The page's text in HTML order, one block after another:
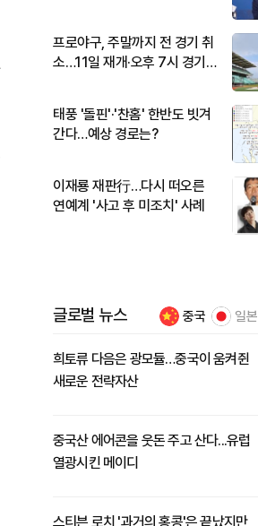
프로야구, 주말까지 전 경기 취
소…11일 재개·오후 7시 경기
태풍 '돌핀'·'찬홈' 한반도 빗겨
간다…예상 경로는?
이재룡 재판行…다시 떠오른
연예계 '사고 후 미조치' 사례
글로벌 뉴스 중국 일본
희토류 다음은 광모듈…중국이 움켜쥔
새로운 전략자산
중국산 에어콘을 웃돈 주고 산다...유럽
열광시킨 메이디
스티븐 로치 '과거의 홍콩'은 끝났지만